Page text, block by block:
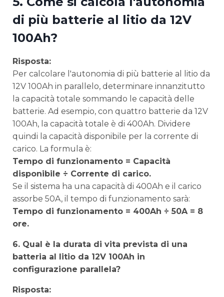
di più batterie al litio da 12V
100Ah?
Risposta:
Per calcolare l'autonomia di più batterie al litio da
12V 100Ah in parallelo, determinare innanzitutto
la capacità totale sommando le capacità delle
batterie. Ad esempio, con quattro batterie da 12V
100Ah, la capacità totale è di 400Ah. Dividere
quindi la capacità disponibile per la corrente di
carico. La formula è:
Tempo di funzionamento = Capacità
disponibile ÷ Corrente di carico.
Se il sistema ha una capacità di 400Ah e il carico
assorbe 50A, il tempo di funzionamento sarà:
Tempo di funzionamento = 400Ah ÷ 50A = 8
ore.
6. Qual è la durata di vita prevista di una
batteria al litio da 12V 100Ah in
configurazione parallela?
Risposta: